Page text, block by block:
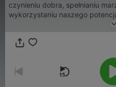
czynieniu dobra, spełnianiu
wykorzystaniu naszego
wieloletnim doświadczeniem,
Osobiste" pod adresem:
mądre zarządzanie budżetem
uczenie dzieci o pieniądzach –
podcast'u, którego hasło